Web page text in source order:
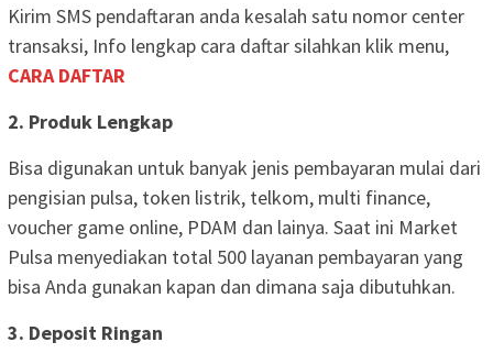
Kirim SMS pendaftaran anda kesalah satu nomor center
transaksi, Info lengkap cara daftar silahkan klik menu,
CARA DAFTAR
2. Produk Lengkap
Bisa digunakan untuk banyak jenis pembayaran mulai dari
pengisian pulsa, token listrik, telkom, multi finance,
voucher game online, PDAM dan lainya. Saat ini Market
Pulsa menyediakan total 500 layanan pembayaran yang
bisa Anda gunakan kapan dan dimana saja dibutuhkan.
3. Deposit Ringan